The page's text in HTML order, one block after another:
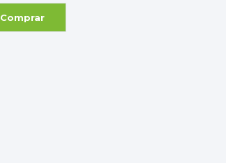
Comprar